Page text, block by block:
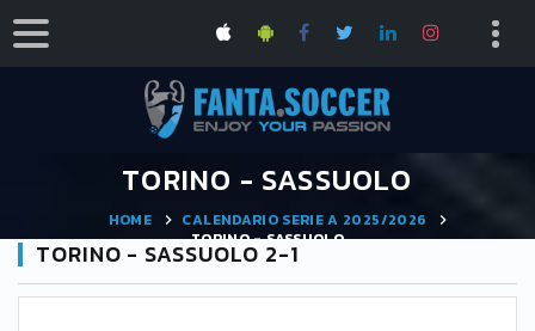
TORINO - SASSUOLO
HOME
CALENDARIO SERIE A 2025/2026
TORINO - SASSUOLO
TORINO - SASSUOLO 2-1